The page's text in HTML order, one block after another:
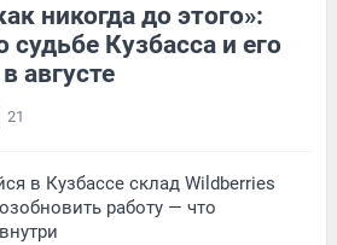
никогда до этого»:
судьбе Кузбасса и его
августе
21
в Кузбассе склад Wildberries
работу — что